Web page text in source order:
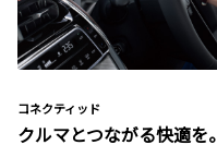
コネクティッド
クルマとつながる快適を。